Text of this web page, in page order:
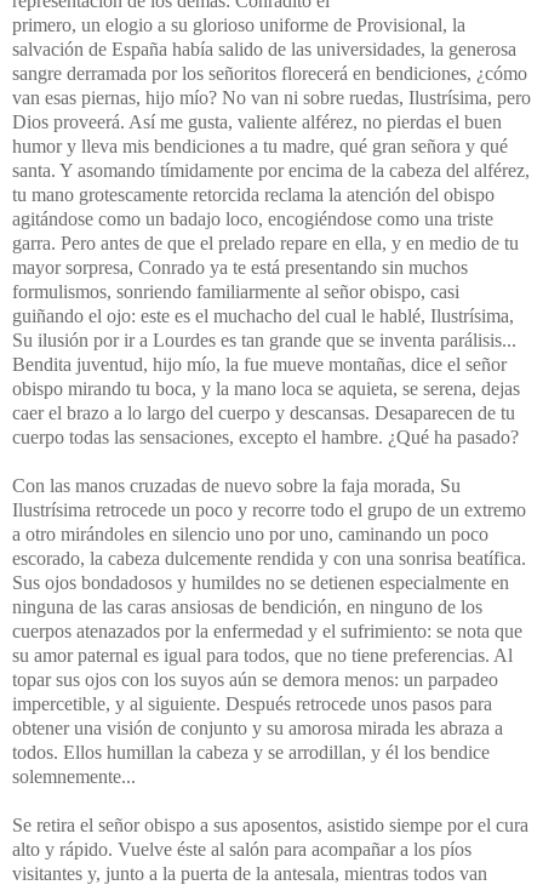
primero, un elogio a su glorioso uniforme de Provisional, la
salvación de España había salido de las universidades, la generosa
sangre derramada por los señoritos florecerá en bendiciones, ¿cómo
van esas piernas, hijo mío? No van ni sobre ruedas, Ilustrísima, pero
Dios proveerá. Así me gusta, valiente alférez, no pierdas el buen
humor y lleva mis bendiciones a tu madre, qué gran señora y qué
santa. Y asomando tímidamente por encima de la cabeza del alférez,
tu mano grotescamente retorcida reclama la atención del obispo
agitándose como un badajo loco, encogiéndose como una triste
garra. Pero antes de que el prelado repare en ella, y en medio de tu
mayor sorpresa, Conrado ya te está presentando sin muchos
formulismos, sonriendo familiarmente al señor obispo, casi
guiñando el ojo: este es el muchacho del cual le hablé, Ilustrísima,
Su ilusión por ir a Lourdes es tan grande que se inventa parálisis...
Bendita juventud, hijo mío, la fue mueve montañas, dice el señor
obispo mirando tu boca, y la mano loca se aquieta, se serena, dejas
caer el brazo a lo largo del cuerpo y descansas. Desaparecen de tu
cuerpo todas las sensaciones, excepto el hambre. ¿Qué ha pasado?
Con las manos cruzadas de nuevo sobre la faja morada, Su
Ilustrísima retrocede un poco y recorre todo el grupo de un extremo
a otro mirándoles en silencio uno por uno, caminando un poco
escorado, la cabeza dulcemente rendida y con una sonrisa beatífica.
Sus ojos bondadosos y humildes no se detienen especialmente en
ninguna de las caras ansiosas de bendición, en ninguno de los
cuerpos atenazados por la enfermedad y el sufrimiento: se nota que
su amor paternal es igual para todos, que no tiene preferencias. Al
topar sus ojos con los suyos aún se demora menos: un parpadeo
impercetible, y al siguiente. Después retrocede unos pasos para
obtener una visión de conjunto y su amorosa mirada les abraza a
todos. Ellos humillan la cabeza y se arrodillan, y él los bendice
solemnemente...
Se retira el señor obispo a sus aposentos, asistido siempe por el cura
alto y rápido. Vuelve éste al salón para acompañar a los píos
visitantes y, junto a la puerta de la antesala, mientras todos van